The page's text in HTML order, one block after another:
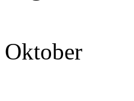
Oktober